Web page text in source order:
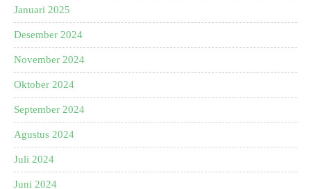
Januari 2025
Desember 2024
November 2024
Oktober 2024
September 2024
Agustus 2024
Juli 2024
Juni 2024